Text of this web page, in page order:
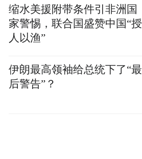
缩水美援附带条件引非洲国
家警惕，联合国盛赞中国“授
人以渔”
伊朗最高领袖给总统下了“最
后警告”？